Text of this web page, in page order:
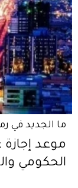
ما الجديد في
الحكومي